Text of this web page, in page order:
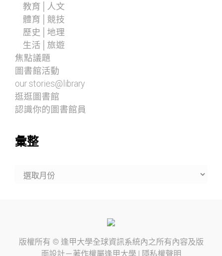
教育│人文
體育│競技
歷史│地理
生活│旅遊
焦點議題
圖書館活動
our stories@library
逛逛圖書館
認識你的圖書館員
彙整
版權所有 © 逢甲大學全球資訊系統內之所有內容及版
面設計－著作權屬逢甲大學 | 隱私權聲明